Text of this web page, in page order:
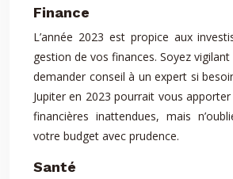
Finance
L’année 2023 est propice aux
gestion de vos finances. Soyez vigilant
demander conseil à un expert si
Jupiter en 2023 pourrait vous
financières inattendues, mais
votre budget avec prudence.
Santé